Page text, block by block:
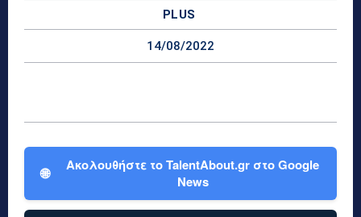
PLUS
14/08/2022
🌐
Ακολουθήστε το TalentAbout.gr στο Google
News